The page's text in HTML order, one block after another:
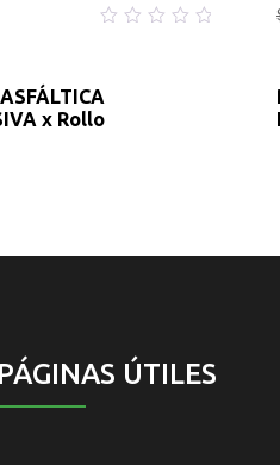
5
x Rollo
PÁGINAS ÚTILES